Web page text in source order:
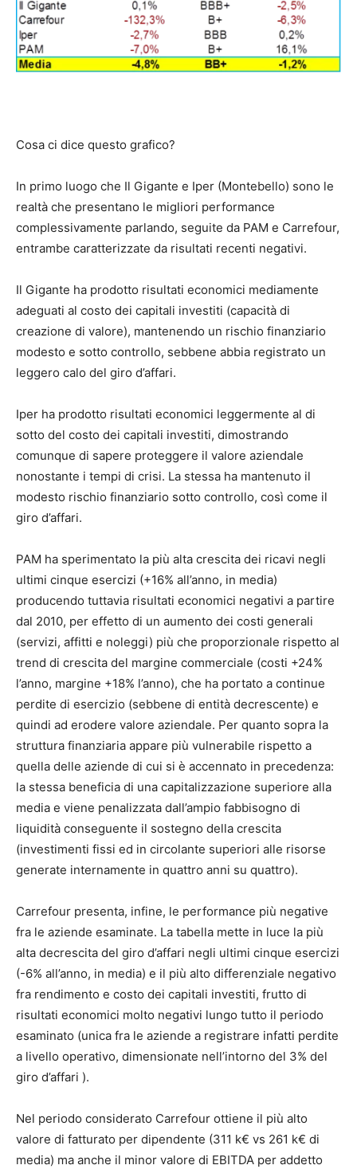
Cosa ci dice questo grafico?
In primo luogo che Il Gigante e Iper (Montebello) sono le
realtà che presentano le migliori performance
complessivamente parlando, seguite da PAM e Carrefour,
entrambe caratterizzate da risultati recenti negativi.
Il Gigante ha prodotto risultati economici mediamente
adeguati al costo dei capitali investiti (capacità di
creazione di valore), mantenendo un rischio finanziario
modesto e sotto controllo, sebbene abbia registrato un
leggero calo del giro d’affari.
Iper ha prodotto risultati economici leggermente al di
sotto del costo dei capitali investiti, dimostrando
comunque di sapere proteggere il valore aziendale
nonostante i tempi di crisi. La stessa ha mantenuto il
modesto rischio finanziario sotto controllo, così come il
giro d’affari.
PAM ha sperimentato la più alta crescita dei ricavi negli
ultimi cinque esercizi (+16% all’anno, in media)
producendo tuttavia risultati economici negativi a partire
dal 2010, per effetto di un aumento dei costi generali
(servizi, affitti e noleggi) più che proporzionale rispetto al
trend di crescita del margine commerciale (costi +24%
l’anno, margine +18% l’anno), che ha portato a continue
perdite di esercizio (sebbene di entità decrescente) e
quindi ad erodere valore aziendale. Per quanto sopra la
struttura finanziaria appare più vulnerabile rispetto a
quella delle aziende di cui si è accennato in precedenza:
la stessa beneficia di una capitalizzazione superiore alla
media e viene penalizzata dall’ampio fabbisogno di
liquidità conseguente il sostegno della crescita
(investimenti fissi ed in circolante superiori alle risorse
generate internamente in quattro anni su quattro).
Carrefour presenta, infine, le performance più negative
fra le aziende esaminate. La tabella mette in luce la più
alta decrescita del giro d’affari negli ultimi cinque esercizi
(-6% all’anno, in media) e il più alto differenziale negativo
fra rendimento e costo dei capitali investiti, frutto di
risultati economici molto negativi lungo tutto il periodo
esaminato (unica fra le aziende a registrare infatti perdite
a livello operativo, dimensionate nell’intorno del 3% del
giro d’affari ).
Nel periodo considerato Carrefour ottiene il più alto
valore di fatturato per dipendente (311 k€ vs 261 k€ di
media) ma anche il minor valore di EBITDA per addetto